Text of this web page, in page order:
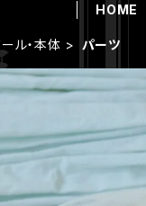
HOME
ール・本体 パーツ